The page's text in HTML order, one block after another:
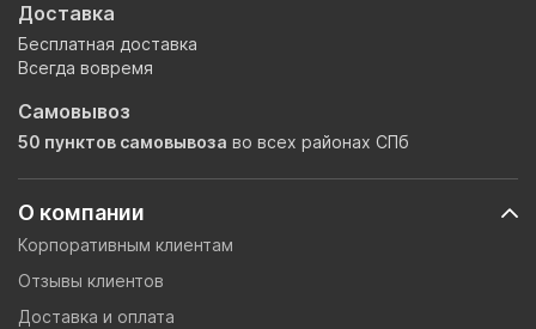
О компании
Корпоративным клиентам
Отзывы клиентов
Доставка и оплата
Доставка
Бесплатная доставка
Всегда вовремя
Самовывоз
50 пунктов самовывоза во всех районах СПб